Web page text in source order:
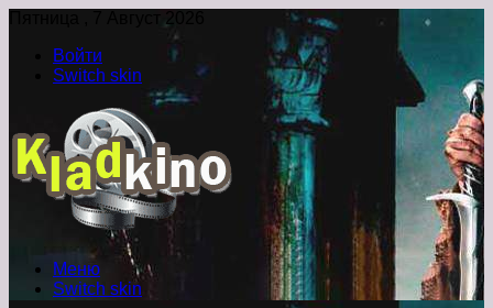
Пятница , 7 Август 2026
Войти
Switch skin
Меню
Switch skin